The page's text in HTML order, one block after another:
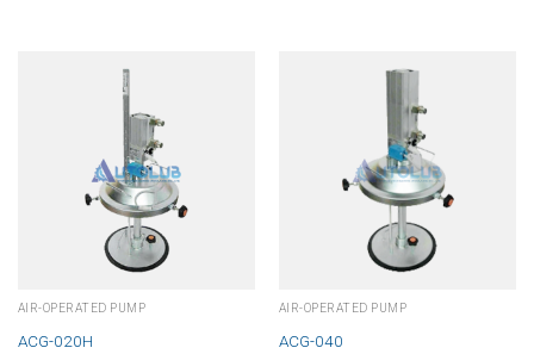
AIR-OPERATED PUMP
ACG-020H
AIR-OPERATED PUMP
ACG-040